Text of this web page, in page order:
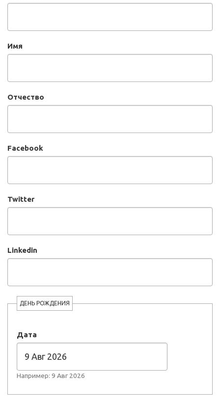
Имя
Отчество
Facebook
Twitter
Linkedin
ДЕНЬ РОЖДЕНИЯ
Дата
Например: 9 Авг 2026